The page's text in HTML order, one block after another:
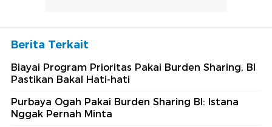
Berita Terkait
Biayai Program Prioritas Pakai Burden Sharing, BI
Pastikan Bakal Hati-hati
Purbaya Ogah Pakai Burden Sharing BI: Istana
Nggak Pernah Minta